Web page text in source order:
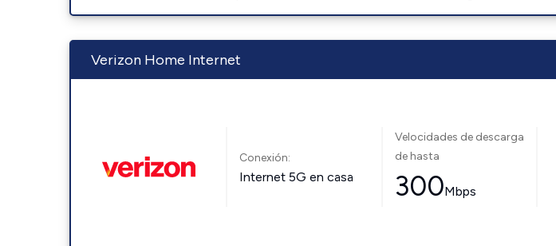
Verizon Home Internet
Conexión:
Internet 5G en casa
Velocidades de descarga
de hasta
300Mbps